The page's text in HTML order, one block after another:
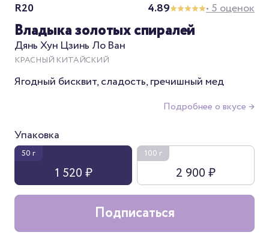
Владыка золотых спиралей
Дянь Хун Цзинь Ло Ван
КРАСНЫЙ КИТАЙСКИЙ
R20 4.89 • 5 оценок
Ягодный бисквит, сладость, гречишный мед
Подробнее о вкусе →
Упаковка
50 г
1 520 ₽
100 г
2 900 ₽
Подписаться